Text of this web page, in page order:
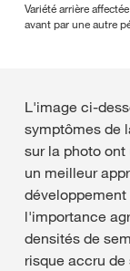
Variété arrière
avant par une autre
L'image ci-
symptômes de
sur la photo
un meilleur
l'importance
densités de
risque accru